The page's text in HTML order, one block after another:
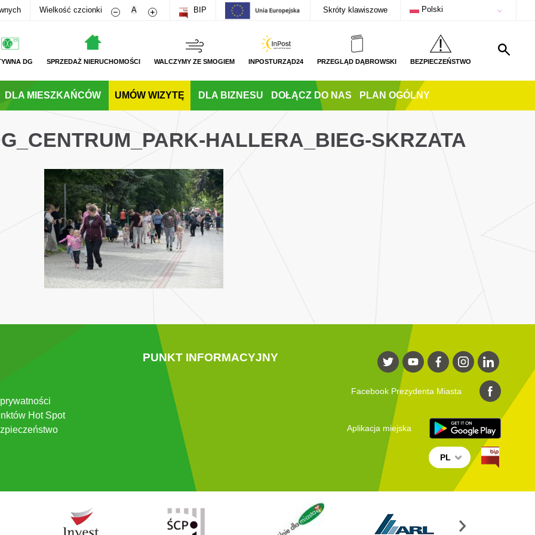
Wielkość czcionki Zmniejsz rozmiar czcionki
A Zwiększ rozmiar czcionki
BIP Skróty klawiszowe Polski
DG SPRZEDAŻ NIERUCHOMOŚCI WALCZYMY ZE SMOGIEM INPOSTURZĄD24 PRZEGLĄD DĄBROWSKI BEZPIECZEŃSTWO
DLA MIESZKAŃCÓW UMÓW WIZYTĘ DLA BIZNESU DOŁĄCZ DO NAS PLAN OGÓLNY
HALLERA_BIEG-SKRZATA
Hot Spot
PUNKT INFORMACYJNY
Facebook Prezydenta Miasta
Aplikacja miejska
PL